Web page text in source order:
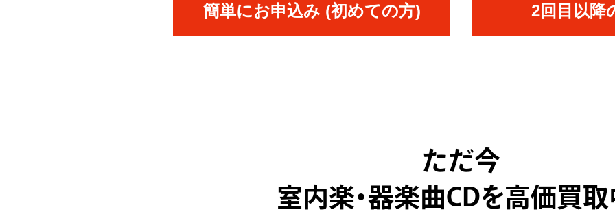
簡単にお申込み (初めての方) 2回目以降
ただ今
室内楽・器楽曲CDを高価買取